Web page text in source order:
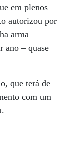
em plenos
autorizou por
arma
ano – quase
que terá de
com um